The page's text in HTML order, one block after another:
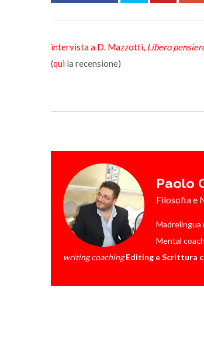
intervista a D. Mazzotti, Libero
(qui la recensione)
Paolo
Filosofia e
Madrelingua
Mental
writing coaching Editing e Scrittura